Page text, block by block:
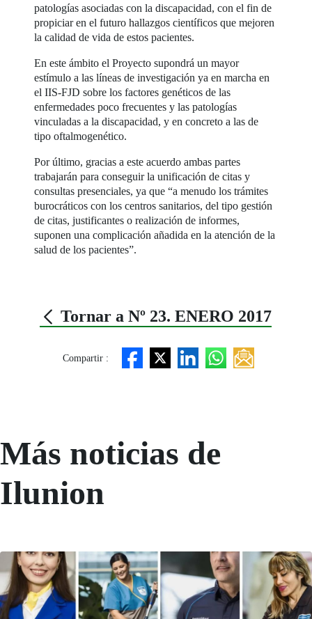
patologías asociadas con la discapacidad, con el fin de
propiciar en el futuro hallazgos científicos que mejoren
la calidad de vida de estos pacientes.
En este ámbito el Proyecto supondrá un mayor
estímulo a las líneas de investigación ya en marcha en
el IIS-FJD sobre los factores genéticos de las
enfermedades poco frecuentes y las patologías
vinculadas a la discapacidad, y en concreto a las de
tipo oftalmogenético.
Por último, gracias a este acuerdo ambas partes
trabajarán para conseguir la unificación de citas y
consultas presenciales, ya que “a menudo los trámites
burocráticos con los centros sanitarios, del tipo gestión
de citas, justificantes o realización de informes,
suponen una complicación añadida en la atención de la
salud de los pacientes”.
Tornar a Nº 23. ENERO 2017
Compartir :
Más noticias de
Ilunion